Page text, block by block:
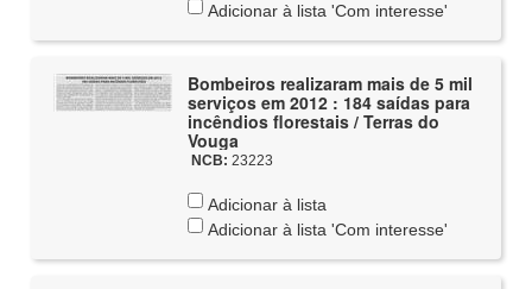
Adicionar à lista 'Com interesse'
Bombeiros realizaram mais de 5 mil
serviços em 2012 : 184 saídas para
incêndios florestais / Terras do
Vouga
NCB: 23223
Adicionar à lista
Adicionar à lista 'Com interesse'